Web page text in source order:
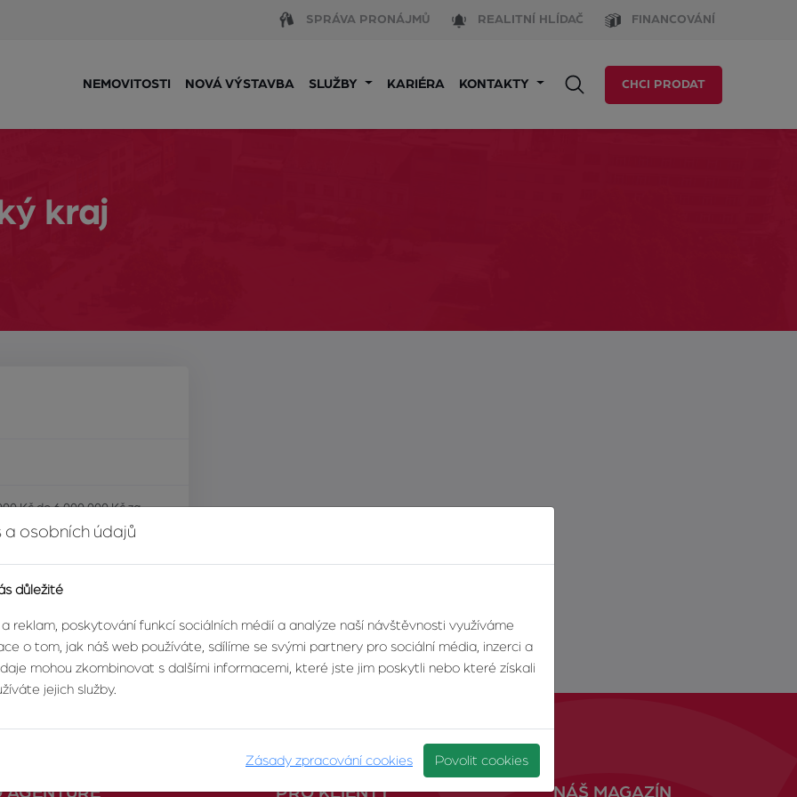
SPRÁVA PRONÁJMŮ REALITNÍ HLÍDAČ FINANCOVÁNÍ
NEMOVITOSTI NOVÁ VÝSTAVBA SLUŽBY KARIÉRA KONTAKTY CHCI PRODAT
kraj
Kč do 6 000 000 Kč za
AGENTUŘE PRO KLIENTY NÁŠ MAGAZÍN
osobních údajů
důležité
reklam, poskytování funkcí sociálních médií a analýze naší návštěvnosti využíváme
o tom, jak náš web používáte, sdílíme se svými partnery pro sociální média, inzerci a
mohou zkombinovat s dalšími informacemi, které jste jim poskytli nebo které získali
jejich služby.
Zásady zpracování cookies Povolit cookies